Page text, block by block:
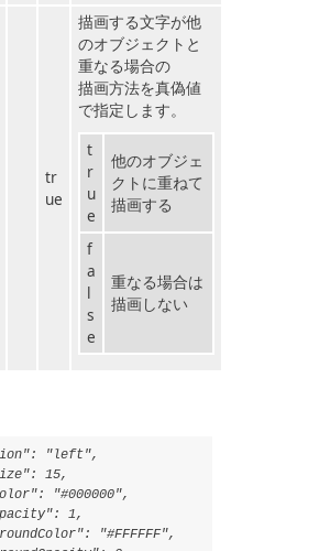
tr
ue
描画する文字が他
のオブジェクトと
重なる場合の
描画方法を真偽値
で指定します。
t
r
u
e
他のオブジェ
クトに重ねて
描画する
f
a
l
s
e
重なる場合は
描画しない
"left",
15,
"#000000",
1,
"#FFFFFF",